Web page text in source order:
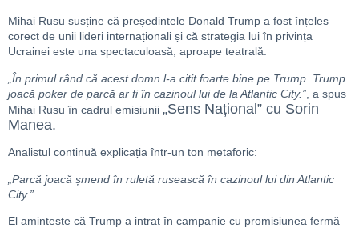
Mihai Rusu susține că președintele Donald Trump a fost înțeles
corect de unii lideri internaționali și că strategia lui în privința
Ucrainei este una spectaculoasă, aproape teatrală.
„În primul rând că acest domn l-a citit foarte bine pe Trump. Trump
joacă poker de parcă ar fi în cazinoul lui de la Atlantic City.” , a spus
Mihai Rusu în cadrul emisiunii „Sens Național” cu Sorin
Manea.
Analistul continuă explicația într-un ton metaforic:
„Parcă joacă șmend în ruletă rusească în cazinoul lui din Atlantic
City.”
El amintește că Trump a intrat în campanie cu promisiunea fermă